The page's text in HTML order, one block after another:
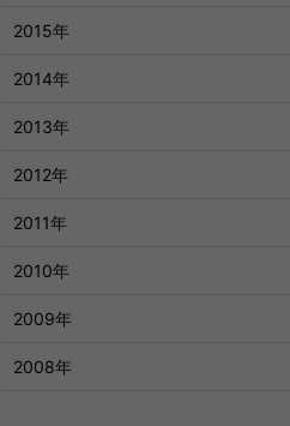
2015年
2014年
2013年
2012年
2011年
2010年
2009年
2008年